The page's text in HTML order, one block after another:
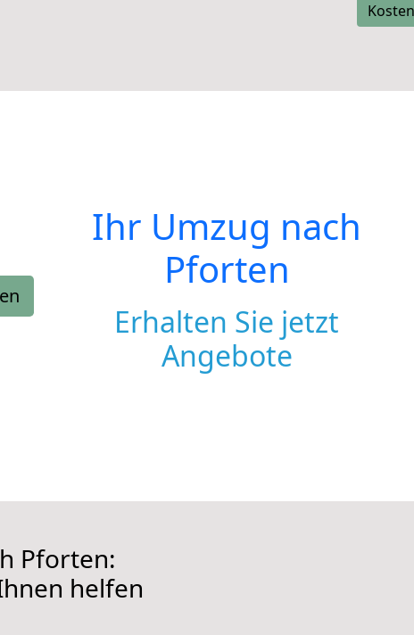
Ihr Umzug nach
Pforten
Erhalten Sie jetzt
Angebote
Pforten:
helfen